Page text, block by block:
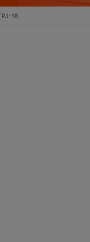
PJ-18